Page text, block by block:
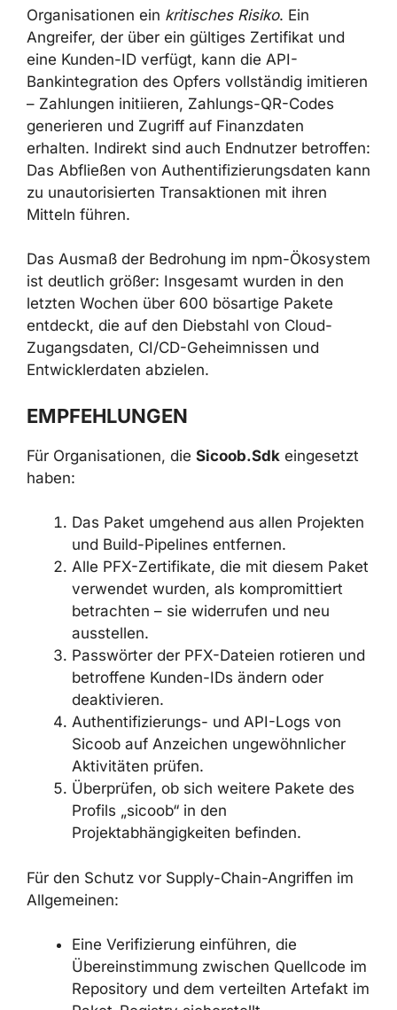
BEWERTUNG DER
AUSWIRKUNGEN
Die Kompromittierung von Sicoob-PFX-
Zertifikaten schafft für betroffene
Organisationen einkritisches Risiko. Ein
Angreifer, der über ein gültiges Zertifikat und
eine Kunden-ID verfügt, kann die API-
Bankintegration des Opfers vollständig
imitieren – Zahlungen initiieren, Zahlungs-QR-
erhalten. Indirekt sind auch Endnutzer
betroffen: Das Abfließen von
Authentifizierungsdaten kann zu
unautorisierten Transaktionen mit ihren
Mitteln führen.
Ökosystem ist deutlich größer: Insgesamt
bösartige Pakete entdeckt, die auf den
Diebstahl von Cloud-Zugangsdaten, CI/CD-
EMPFEHLUNGEN
Für Organisationen, dieSicoob.Sdk
eingesetzt haben:
Das Paket umgehend aus allen
Projekten und Build-Pipelines
entfernen.
Alle PFX-Zertifikate, die mit diesem
Paket verwendet wurden, als
kompromittiert betrachten – sie
widerrufen und neu ausstellen.
Passwörter der PFX-Dateien rotieren
und betroffene Kunden-IDs ändern oder
Authentifizierungs- und API-Logs von
Sicoob auf Anzeichen ungewöhnlicher
Überprüfen, ob sich weitere Pakete des
Profils „sicoob“ in den
Projektabhängigkeiten befinden.